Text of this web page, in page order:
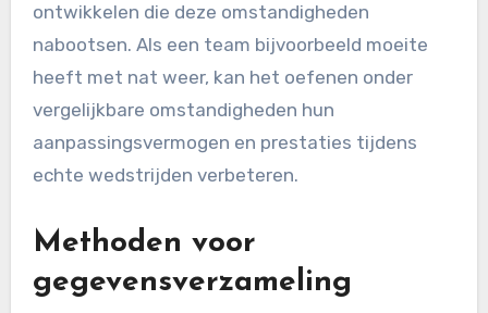
ontwikkelen die deze omstandigheden
nabootsen. Als een team bijvoorbeeld moeite
heeft met nat weer, kan het oefenen onder
vergelijkbare omstandigheden hun
aanpassingsvermogen en prestaties tijdens
echte wedstrijden verbeteren.
Methoden voor
gegevensverzameling